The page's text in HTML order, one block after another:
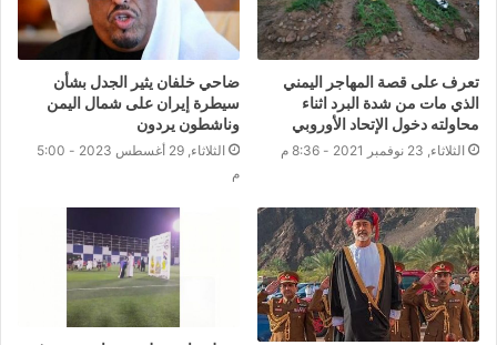
تعرف على قصة المهاجر اليمني
الذي مات من شدة البرد اثناء
محاولته دخول الإتحاد الأوروبي
الثلاثاء, 23 نوفمبر 2021 - 8:36 م
ضاحي خلفان يثير الجدل بشأن
سيطرة إيران على شمال اليمن
وناشطون يردون
الثلاثاء, 29 أغسطس 2023 - 5:00
م